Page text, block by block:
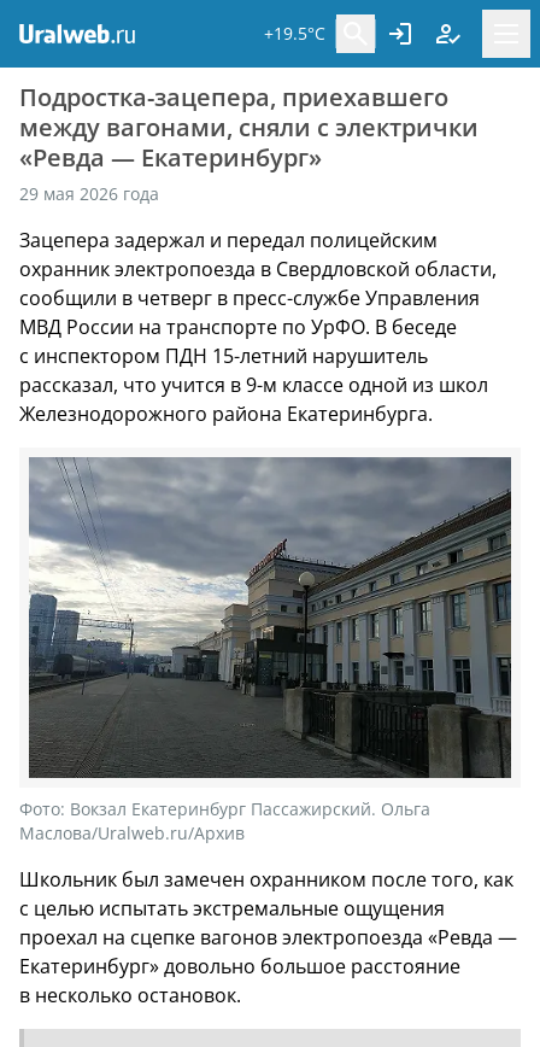
+19.5°C
Подростка-зацепера, приехавшего
между вагонами, сняли с электрички
«Ревда — Екатеринбург»
29 мая 2026 года
Зацепера задержал и передал полицейским
охранник электропоезда в Свердловской области,
сообщили в четверг в пресс-службе Управления
МВД России на транспорте по УрФО. В беседе
с инспектором ПДН 15-летний нарушитель
рассказал, что учится в 9-м классе одной из школ
Железнодорожного района Екатеринбурга.
Фото: Вокзал Екатеринбург Пассажирский. Ольга
Маслова/Uralweb.ru/Архив
Школьник был замечен охранником после того, как
с целью испытать экстремальные ощущения
проехал на сцепке вагонов электропоезда «Ревда —
Екатеринбург» довольно большое расстояние
в несколько остановок.